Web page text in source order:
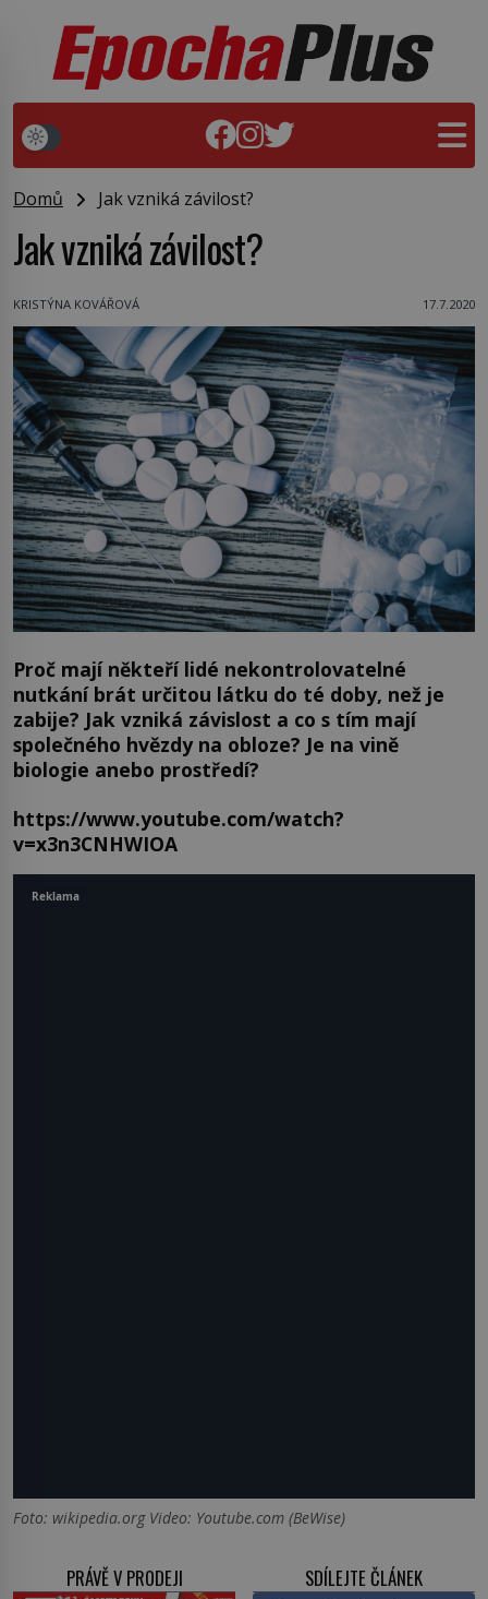
Domů Jak vzniká závilost?
Jak vzniká závilost?
KRISTÝNA KOVÁŘOVÁ 17.7.2020
Proč mají někteří lidé nekontrolovatelné
nutkání brát určitou látku do té doby, než je
zabije? Jak vzniká závislost a co s tím mají
společného hvězdy na obloze? Je na vině
biologie anebo prostředí?
https://www.youtube.com/watch?
v=x3n3CNHWIOA
Foto: wikipedia.org Video: Youtube.com (BeWise)
PRÁVĚ V PRODEJI SDÍLEJTE ČLÁNEK
Reklama